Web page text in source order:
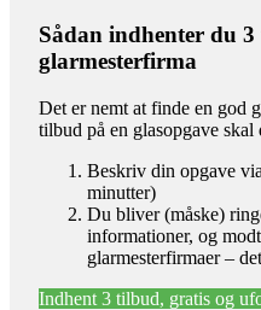
Sådan indhenter du
glarmesterfirma
Det er nemt at finde en god
tilbud på en glasopgave skal
Beskriv din opgave via
minutter)
Du bliver (måske)
informationer, og
glarmesterfirmaer –
Indhent 3 tilbud, gratis og